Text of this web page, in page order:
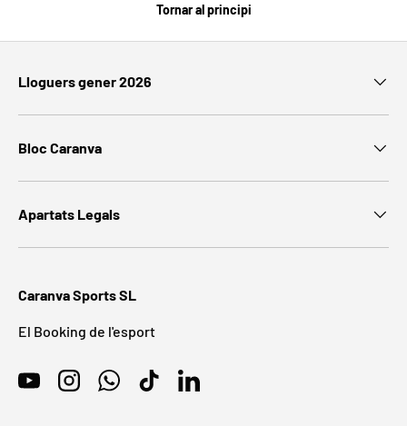
Tornar al principi
Lloguers gener 2026
Bloc Caranva
Apartats Legals
Caranva Sports SL
El Booking de l'esport
YouTubeInstagramWhatsAppTikTokLinkedIn